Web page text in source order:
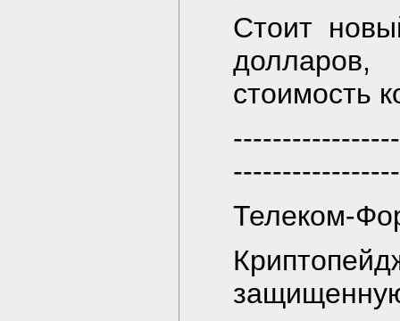
Стоит
стоимость
Телеком-